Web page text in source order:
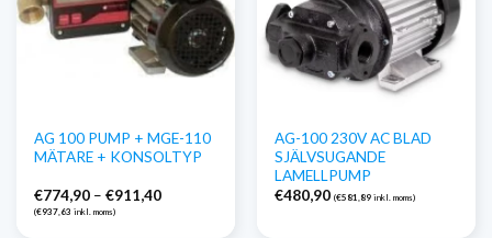
AG 100 PUMP + MGE-110
MÄTARE + KONSOLTYP
€774,90 – €911,40Prisintervall:
(€937,63 inkl. moms)
AG-100 230V AC BLAD
SJÄLVSUGANDE
LAMELLPUMP
€480,90 (€581,89 inkl. moms)